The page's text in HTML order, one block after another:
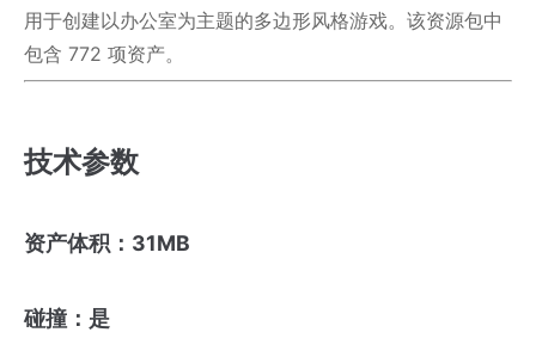
用于创建以办公室为主题的多边形风格游戏。该资源包中
包含 772 项资产。
技术参数
资产体积：31MB
碰撞：是